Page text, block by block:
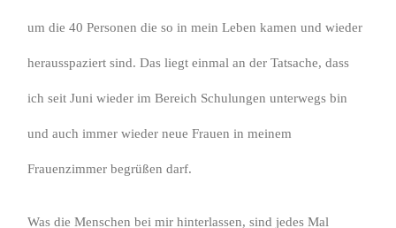
um die 40 Personen die so in mein Leben kamen und wieder
herausspaziert sind. Das liegt einmal an der Tatsache, dass
ich seit Juni wieder im Bereich Schulungen unterwegs bin
und auch immer wieder neue Frauen in meinem
Frauenzimmer begrüßen darf.
Was die Menschen bei mir hinterlassen, sind jedes Mal